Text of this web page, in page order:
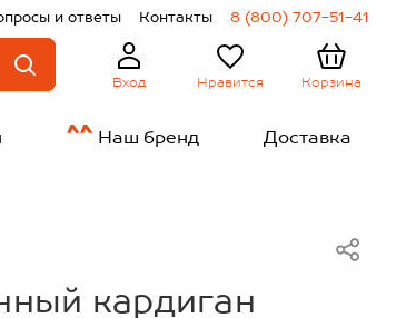
и ответы Контакты 8 (800) 707-51-41
Вход Нравится Корзина
Наш бренд Доставка
кардиган